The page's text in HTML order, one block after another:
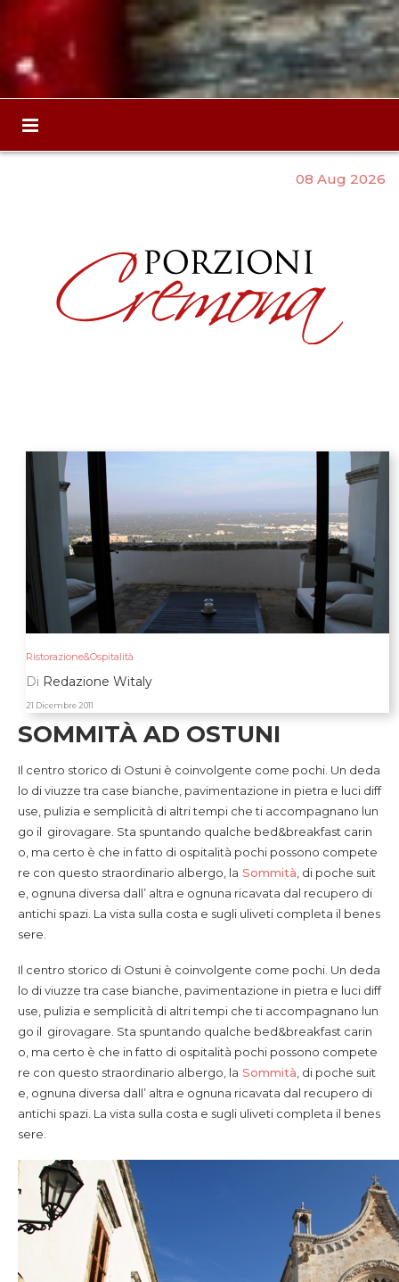
08 Aug 2026
Ristorazione&Ospitalità
Di Redazione Witaly
21 Dicembre 2011
SOMMITÀ AD OSTUNI
Il centro storico di Ostuni è coinvolgente come pochi. Un deda
lo di viuzze tra case bianche, pavimentazione in pietra e luci diff
use, pulizia e semplicità di altri tempi che ti accompagnano lun
go il girovagare. Sta spuntando qualche bed&breakfast carin
o, ma certo è che in fatto di ospitalità pochi possono compete
re con questo straordinario albergo, la Sommità , di poche suit
e, ognuna diversa dall’ altra e ognuna ricavata dal recupero di
antichi spazi. La vista sulla costa e sugli uliveti completa il benes
sere.
Il centro storico di Ostuni è coinvolgente come pochi. Un deda
lo di viuzze tra case bianche, pavimentazione in pietra e luci diff
use, pulizia e semplicità di altri tempi che ti accompagnano lun
go il girovagare. Sta spuntando qualche bed&breakfast carin
o, ma certo è che in fatto di ospitalità pochi possono compete
re con questo straordinario albergo, la Sommità , di poche suit
e, ognuna diversa dall’ altra e ognuna ricavata dal recupero di
antichi spazi. La vista sulla costa e sugli uliveti completa il benes
sere.